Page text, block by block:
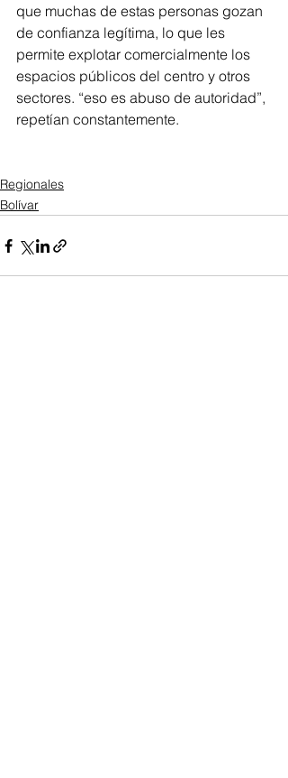
que muchas de estas personas gozan
de confianza legítima, lo que les
permite explotar comercialmente los
espacios públicos del centro y otros
sectores. “eso es abuso de autoridad”,
repetían constantemente.
Regionales
Bolívar